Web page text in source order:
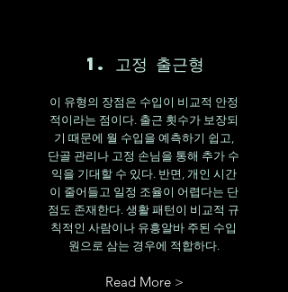
1. 고정 출근형
이 유형의 장점은 수입이 비교적 안정
적이라는 점이다. 출근 횟수가 보장되
기 때문에 월 수입을 예측하기 쉽고,
단골 관리나 고정 손님을 통해 추가 수
익을 기대할 수 있다. 반면, 개인 시간
이 줄어들고 일정 조율이 어렵다는 단
점도 존재한다. 생활 패턴이 비교적 규
칙적인 사람이나 유흥알바 주된 수입
원으로 삼는 경우에 적합하다.
Read More >